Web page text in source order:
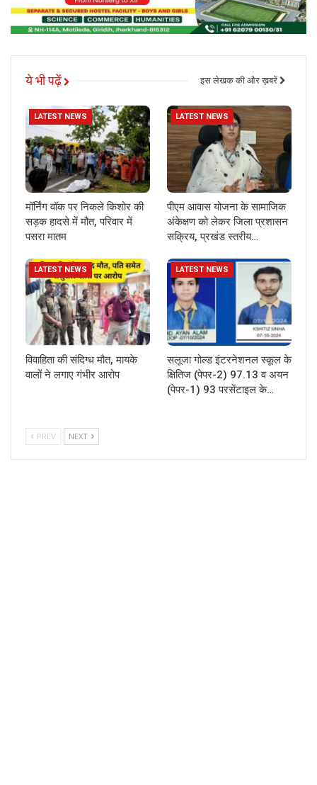
ये भी पढ़ें इस लेखक की और ख़बरें
LATEST NEWS
मॉर्निंग वॉक पर निकले किशोर की
सड़क हादसे में मौत, परिवार में
पसरा मातम
LATEST NEWS
पीएम आवास योजना के सामाजिक
अंकेक्षण को लेकर जिला प्रशासन
सक्रिय, प्रखंड स्तरीय…
LATEST NEWS
विवाहिता की संदिग्ध मौत, मायके
वालों ने लगाए गंभीर आरोप
LATEST NEWS
सलूजा गोल्ड इंटरनेशनल स्कूल के
क्षितिज (पेपर-2) 97.13 व अयन
(पेपर-1) 93 परसेंटाइल के…
PREV NEXT